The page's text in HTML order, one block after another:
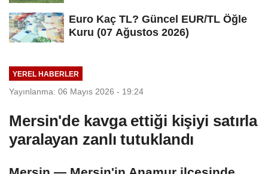
Euro Kaç TL? Güncel EUR/TL Öğle
Kuru (07 Ağustos 2026)
YEREL HABERLER
Yayınlanma: 06 Mayıs 2026 - 19:24
Mersin'de kavga ettiği kişiyi satırla
yaralayan zanlı tutuklandı